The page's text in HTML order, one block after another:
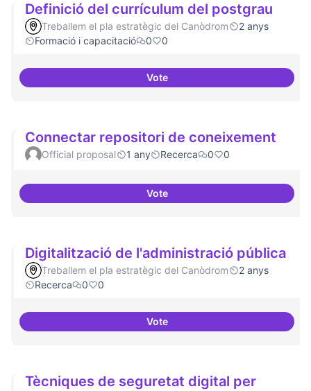
Definició del currículum del postgrau
Treballem el pla estratègic del Canòdrom
2 anys
Formació i capacitació
0 0
VoteDefinició del currículum del
Connectar repositori de coneixement
Official proposal 1 any Recerca 0 0
VoteConnectar repositori de
Digitalització de l'administració pública
Treballem el pla estratègic del Canòdrom
2 anys
Recerca
0 0
VoteDigitalització de l'administració
Tècniques de seguretat digital per